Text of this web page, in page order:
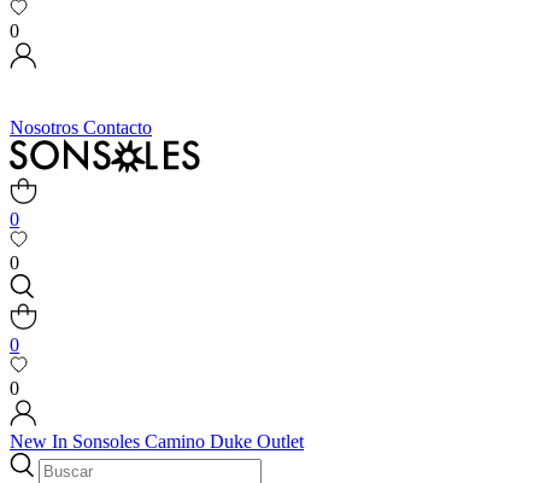
0
Nosotros Contacto
0
0
0
0
New In Sonsoles Camino Duke Outlet